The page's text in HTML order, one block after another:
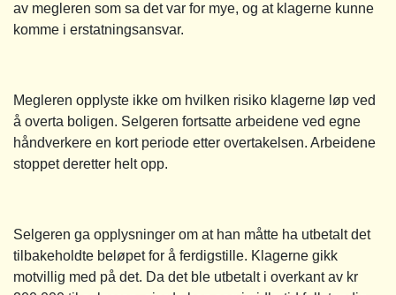
av megleren som sa det var for mye, og at klagerne kunne
komme i erstatningsansvar.
Megleren opplyste ikke om hvilken risiko klagerne løp ved
å overta boligen. Selgeren fortsatte arbeidene ved egne
håndverkere en kort periode etter overtakelsen. Arbeidene
stoppet deretter helt opp.
Selgeren ga opplysninger om at han måtte ha utbetalt det
tilbakeholdte beløpet for å ferdigstille. Klagerne gikk
motvillig med på det. Da det ble utbetalt i overkant av kr